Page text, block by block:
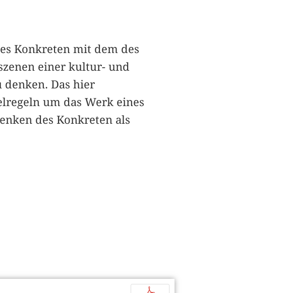
Konkreten mit dem des
einer kultur- und
Das hier
um das Werk eines
des Konkreten als